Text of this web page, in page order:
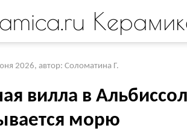
2026, автор: Соломатина Г.
вилла в
морю